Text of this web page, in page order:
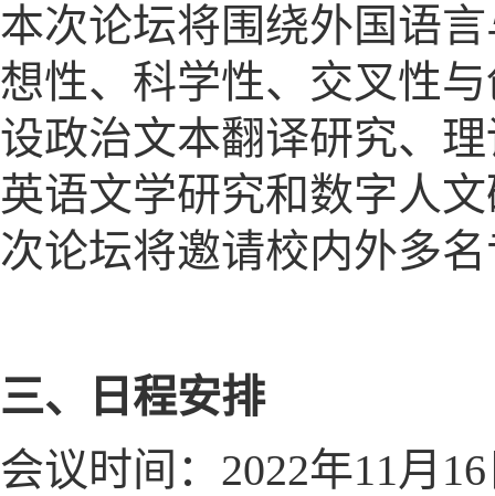
本次论坛将围绕外国语
想性、科学性、交叉性
设政治文本翻译研究、
英语文学研究和数字人
次论坛将邀请校内外多
三、日程安排
会议时间：2022年11月